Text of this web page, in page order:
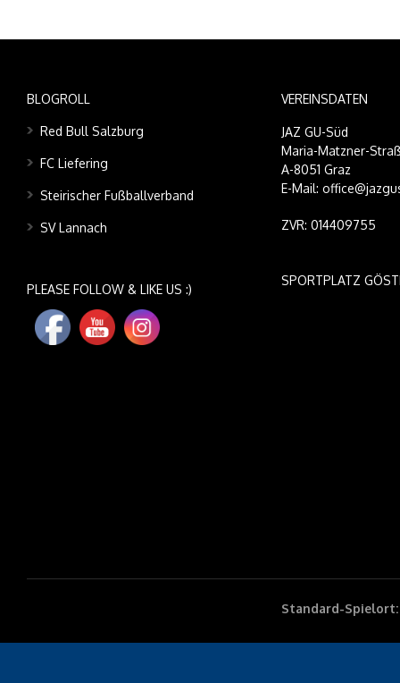
BLOGROLL
Red Bull Salzburg
FC Liefering
Steirischer Fußballverband
SV Lannach
PLEASE FOLLOW & LIKE US :)
VEREINSDATEN
JAZ GU-Süd
Maria-Matzner-
A-8051 Graz
E-Mail:
ZVR: 014409755
SPORTPLATZ
Standard-Spielort: